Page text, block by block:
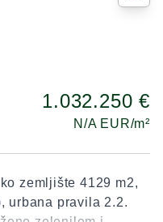
1.032.250 €
N/A EUR/m²
zemljište 4129 m2,
urbana pravila 2.2.